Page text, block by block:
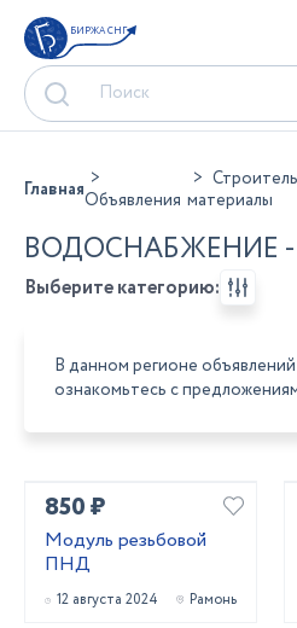
БИРЖА СНГ
ГлавнаяОбъявления материалы
ВОДОСНАБЖЕНИЕ
Выберите категорию:
В данном регионе
ознакомьтесь с
850 ₽
Модуль резьбовой
ПНД
12 августа 2024 Рамонь